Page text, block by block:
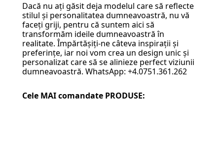
Dacă nu ați găsit deja modelul care să reflecte
stilul și personalitatea dumneavoastră, nu vă
faceți griji, pentru că suntem aici să
transformăm ideile dumneavoastră în
realitate. Împărtășiți-ne câteva inspirații și
preferințe, iar noi vom crea un design unic și
personalizat care să se alinieze perfect viziunii
dumneavoastră. WhatsApp: +4.0751.361.262
Cele MAI comandate PRODUSE: